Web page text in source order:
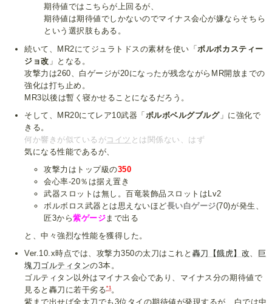
期待値ではこちらが上回るが、
期待値は期待値でしかないのでマイナス会心が嫌ならそちら
という選択肢もある。
続いて、MR2にてジュラトドスの素材を使い「ボルボカスティー
ジョ改 」となる。
攻撃力は260、白ゲージが20になったが残念ながらMR開放までの
強化は打ち止め。
MR3以後は暫く寝かせることになるだろう。
そして、MR20にてレア10武器「 ボルボベルグブルグ」に強化で
きる。
何か響きが似ているがコイツ とは関係ない、はず
気になる性能であるが、
攻撃力はトップ級の350
会心率-20％は据え置き
武器スロットは無し。百竜装飾品スロットはLv2
ボルボロス武器とは思えないほど長い白ゲージ(70)が発生、
匠3から紫ゲージ まで出る
と、中々強烈な性能を獲得した。
Ver.10.x時点では、攻撃力350の太刀はこれと 轟刀【餓虎】改
巨
塊刀ゴルティタンの3本。
ゴルティタン以外はマイナス会心であり、マイナス分の期待値で
見ると轟刀に若干劣る*1。
紫まで出せば全太刀でも3位タイの期待値が発現するが、白では中